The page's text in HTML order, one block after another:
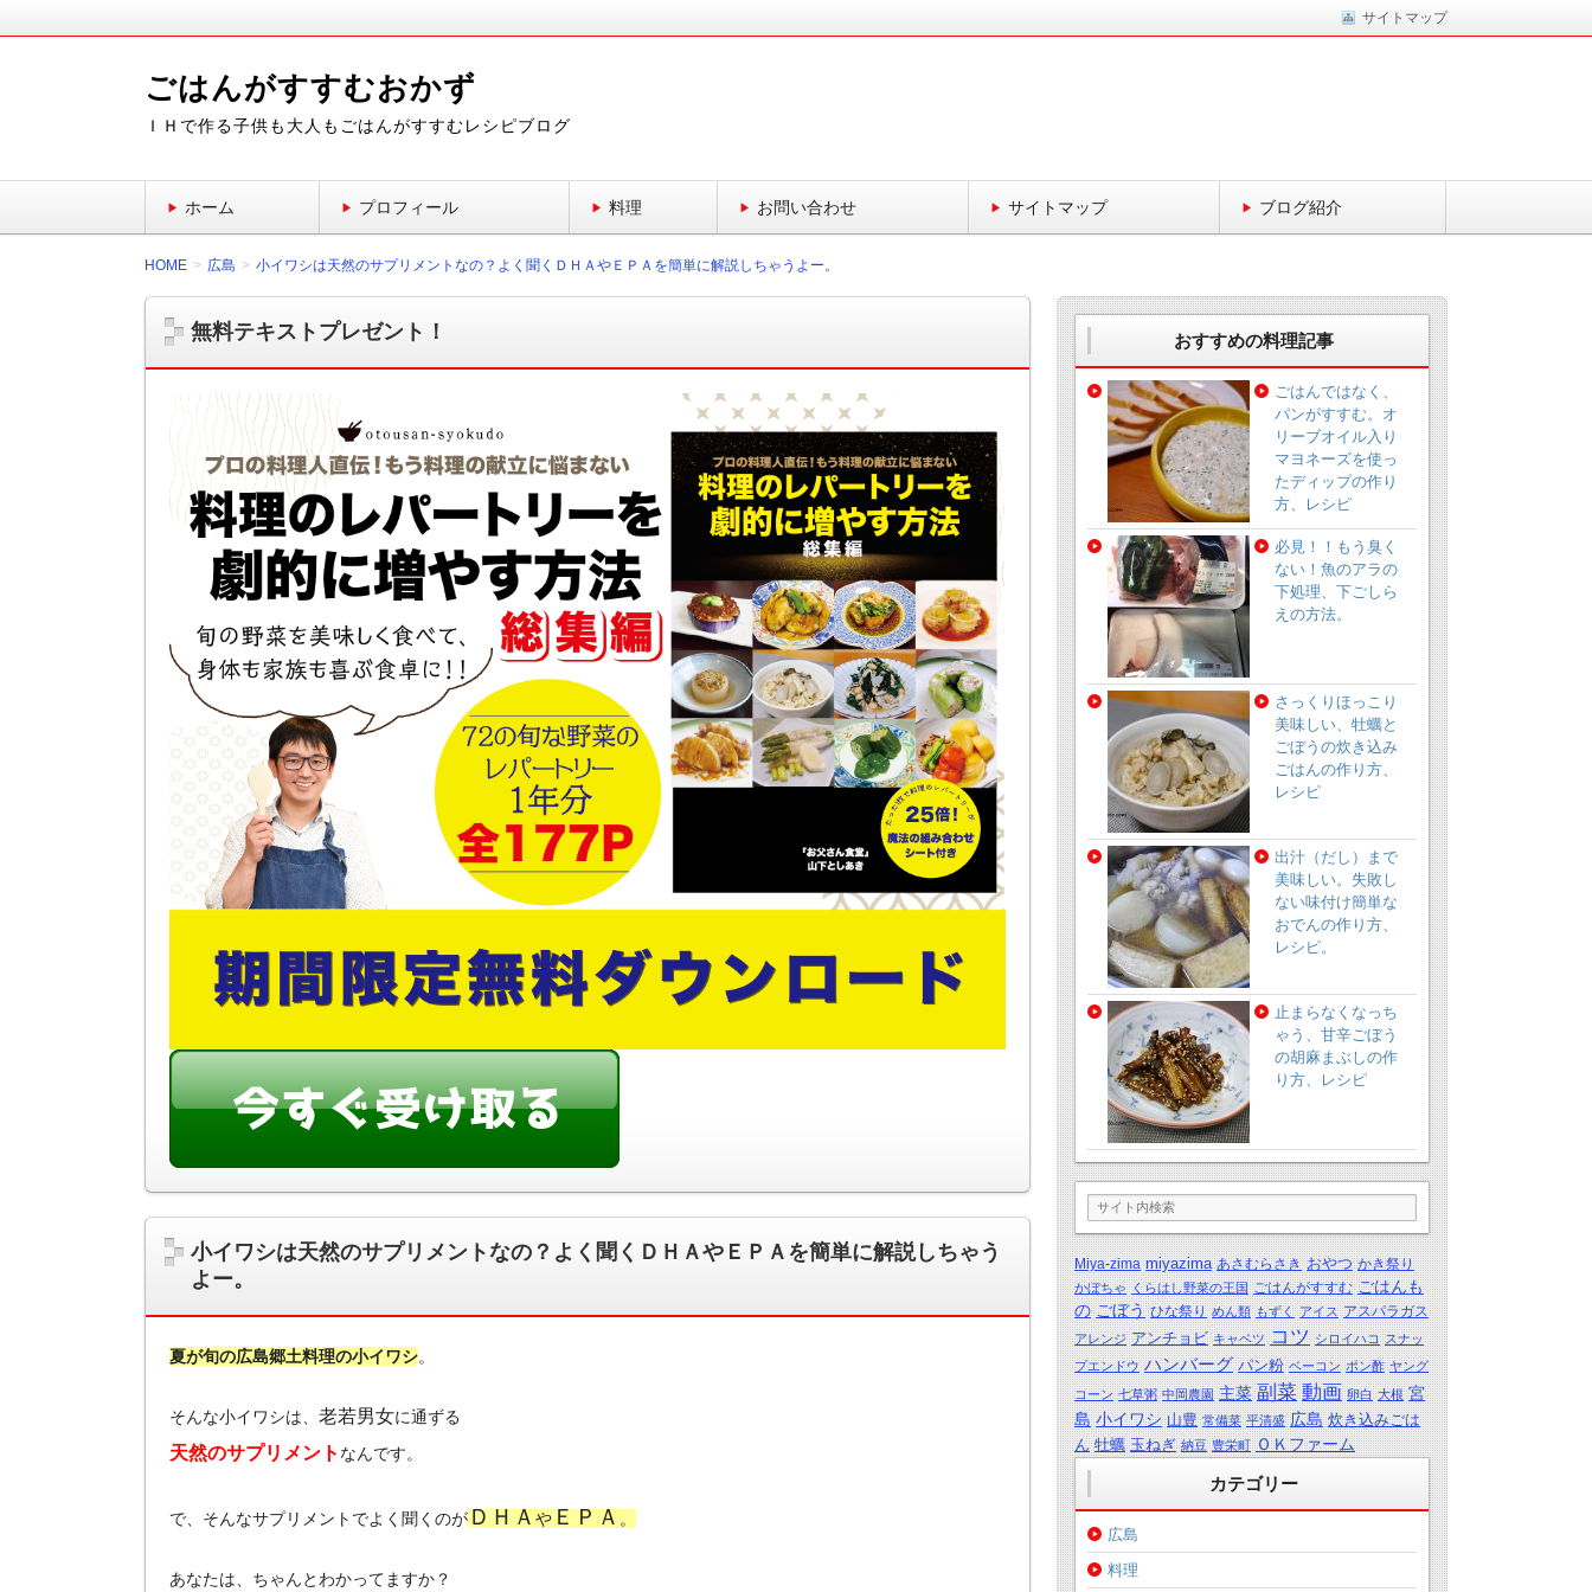
サイトマップ
ごはんがすすむおかず
ＩＨで作る子供も大人もごはんがすすむレシピブログ
ホーム プロフィール 料理 お問い合わせ サイトマップ ブログ紹介
HOME 広島 小イワシは天然のサプリメントなの？よく聞くＤＨＡやＥＰＡを簡単に解説しちゃうよー。
無料テキストプレゼント！
小イワシは天然のサプリメントなの？よく聞くＤＨＡやＥＰＡを簡単に解説しちゃう
よー。
夏が旬の広島郷土料理の小イワシ。
そんな小イワシは、 老若男女に通ずる
天然のサプリメント なんです。
で、そんなサプリメントでよく聞くのがＤＨＡやＥＰＡ。
あなたは、ちゃんとわかってますか？
おすすめの料理記事
ごはんではなく、
パンがすすむ。オ
リーブオイル入り
マヨネーズを使っ
たディップの作り
方、レシピ
必見！！もう臭く
ない！魚のアラの
下処理、下ごしら
えの方法。
さっくりほっこり
美味しい、牡蠣と
ごぼうの炊き込み
ごはんの作り方、
レシピ
出汁（だし）まで
美味しい。失敗し
ない味付け簡単な
おでんの作り方、
レシピ。
止まらなくなっち
ゃう、甘辛ごぼう
の胡麻まぶしの作
り方、レシピ
Miya-zima miyazima あさむらさき おやつ かき祭り
かぼちゃ くらはし野菜の王国 ごはんがすすむ ごはんも
の ごぼう ひな祭り めん類 もずく アイス アスパラガス
アレンジ アンチョビ キャベツ コツ シロイハコ スナッ
プエンドウ ハンバーグ パン粉 ベーコン ポン酢 ヤング
コーン 七草粥 中岡農園 主菜 副菜 動画 卵白 大根 宮
島 小イワシ 山豊 常備菜 平清盛 広島 炊き込みごは
ん 牡蠣 玉ねぎ 納豆 豊栄町 ＯＫファーム
カテゴリー
広島
料理